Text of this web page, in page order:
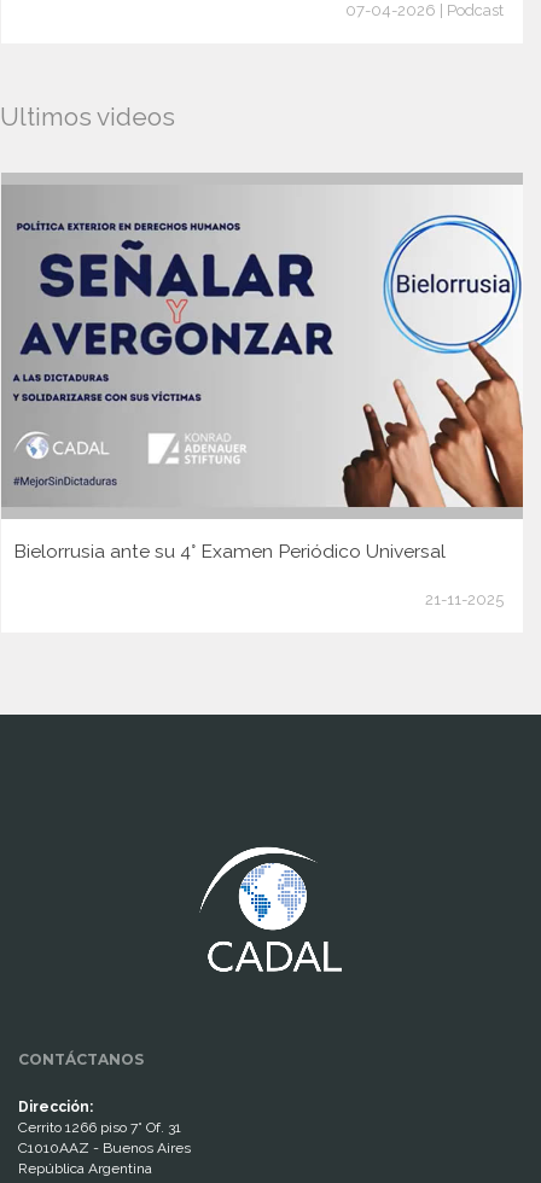
07-04-2026 | Podcast
Ultimos videos
Bielorrusia ante su 4° Examen Periódico Universal
21-11-2025
CONTÁCTANOS
Dirección:
Cerrito 1266 piso 7° Of. 31
C1010AAZ - Buenos Aires
República Argentina